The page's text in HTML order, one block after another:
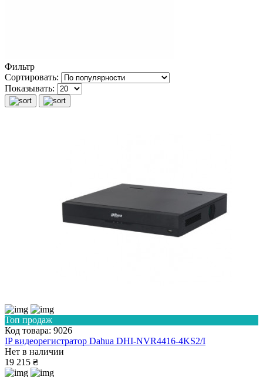
Фильтр
Сортировать:
Показывать:
Топ продаж
Код товара: 9026
IP видеорегистратор Dahua DHI-NVR4416-4KS2/I
Нет в наличии
19 215 ₴